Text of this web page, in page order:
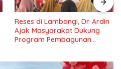
Reses di Lambangi, Dr. Ardin
Ajak Masyarakat Dukung
Program Pembagunan